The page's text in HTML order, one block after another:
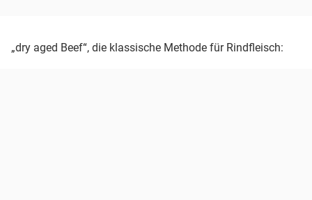
„dry aged Beef“, die klassische Methode für Rindfleisch: